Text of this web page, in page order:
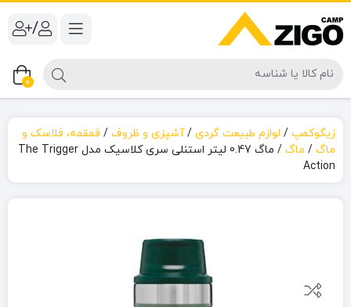
/
0
زیگوکمپ / لوازم طبیعت گردی /آشپزی و ظروف / قمقمه، فلاسک و
ماگ / ماگ /
ماگ 0.47 لیتر استنلی سری کلاسیک مدل The Trigger
Action